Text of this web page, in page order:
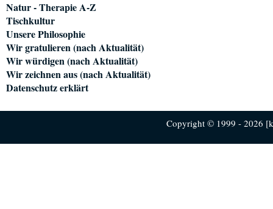
Natur - Therapie A-Z
Tischkultur
Unsere Philosophie
Wir gratulieren (nach Aktualität)
Wir würdigen (nach Aktualität)
Wir zeichnen aus (nach Aktualität)
Datenschutz erklärt
Copyright © 1999 - 2026